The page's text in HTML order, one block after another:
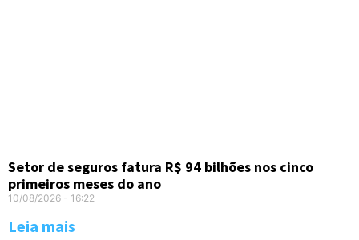
Setor de seguros fatura R$ 94 bilhões nos cinco
primeiros meses do ano
10/08/2026 16:22
Leia mais